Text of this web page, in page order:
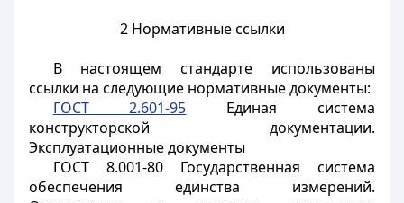
2 Нормативные ссылки
В настоящем стандарте использованы
ссылки на следующие нормативные документы:
ГОСТ 2.601-95 Единая система
конструкторской документации.
Эксплуатационные документы
ГОСТ 8.001-80 Государственная система
обеспечения единства измерений.